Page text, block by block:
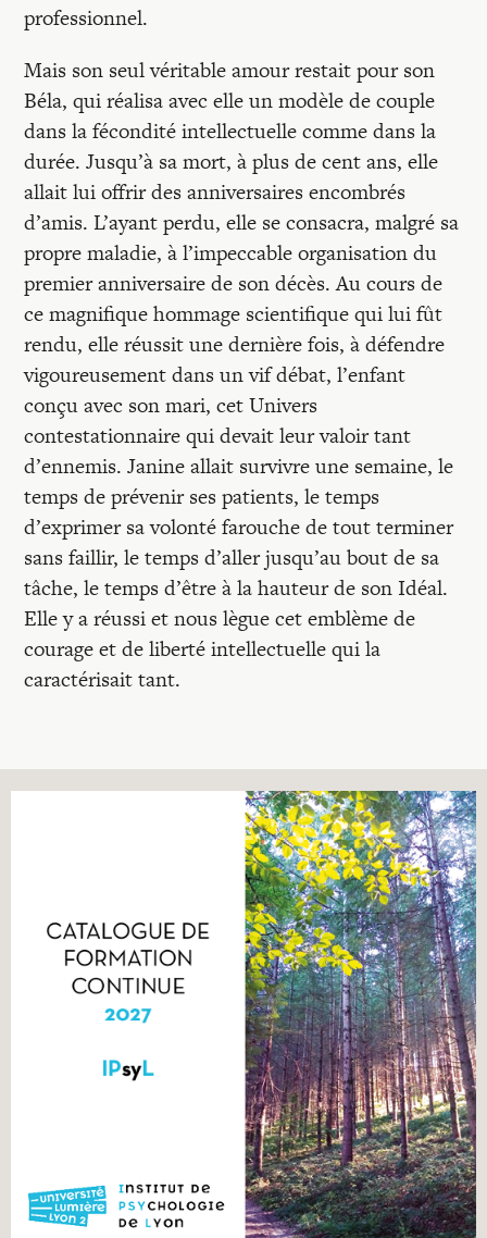
professionnel.
Mais son seul véritable amour restait pour son
Béla, qui réalisa avec elle un modèle de couple
dans la fécondité intellectuelle comme dans la
durée. Jusqu’à sa mort, à plus de cent ans, elle
allait lui offrir des anniversaires encombrés
d’amis. L’ayant perdu, elle se consacra, malgré sa
propre maladie, à l’impeccable organisation du
premier anniversaire de son décès. Au cours de
ce magnifique hommage scientifique qui lui fût
rendu, elle réussit une dernière fois, à défendre
vigoureusement dans un vif débat, l’enfant
conçu avec son mari, cet Univers
contestationnaire qui devait leur valoir tant
d’ennemis. Janine allait survivre une semaine, le
temps de prévenir ses patients, le temps
d’exprimer sa volonté farouche de tout terminer
sans faillir, le temps d’aller jusqu’au bout de sa
tâche, le temps d’être à la hauteur de son Idéal.
Elle y a réussi et nous lègue cet emblème de
courage et de liberté intellectuelle qui la
caractérisait tant.